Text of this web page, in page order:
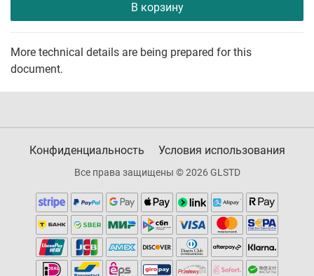
В корзину
More technical details are being prepared for this
document.
Конфиденциальность Условия использования
Все права защищены © 2026 GLSTD